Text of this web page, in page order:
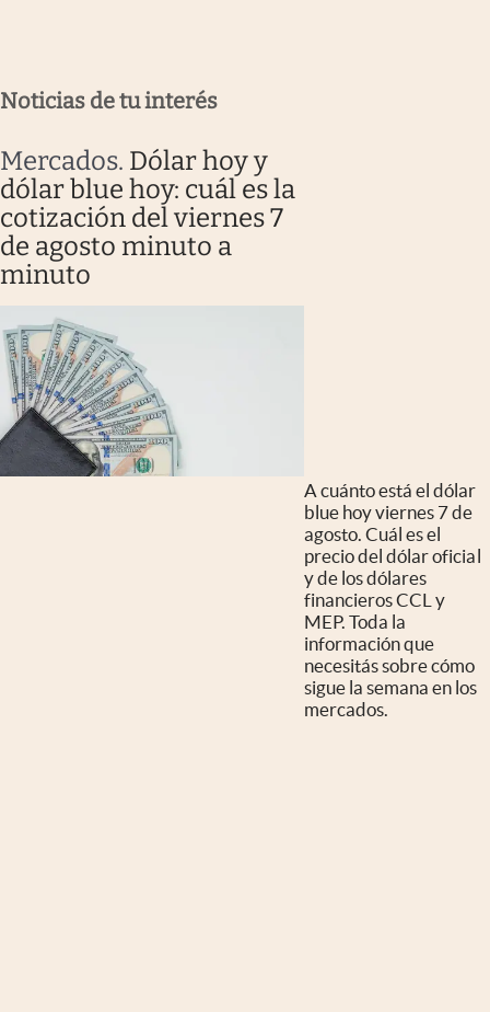
Noticias de tu interés
Mercados. Dólar hoy y
dólar blue hoy: cuál es la
cotización del viernes 7
de agosto minuto a
minuto
A cuánto está el dólar
blue hoy viernes 7 de
agosto. Cuál es el
precio del dólar oficial
y de los dólares
financieros CCL y
MEP. Toda la
información que
necesitás sobre cómo
sigue la semana en los
mercados.